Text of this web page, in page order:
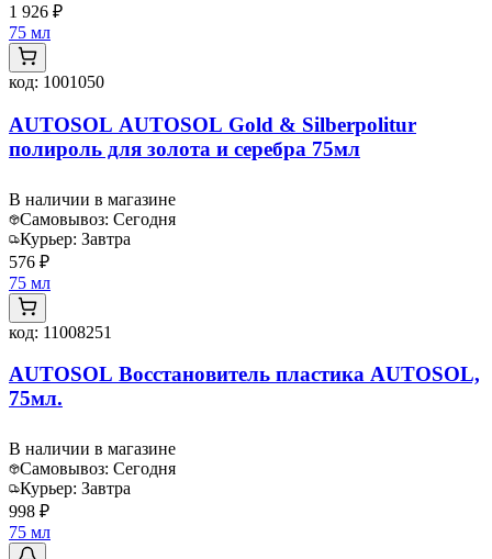
1 926 ₽
75 мл
код: 1001050
AUTOSOL AUTOSOL Gold & Silberpolitur
полироль для золота и серебра 75мл
В наличии в магазине
Самовывоз: Сегодня
Курьер: Завтра
576 ₽
75 мл
код: 11008251
AUTOSOL Восстановитель пластика AUTOSOL,
75мл.
В наличии в магазине
Самовывоз: Сегодня
Курьер: Завтра
998 ₽
75 мл